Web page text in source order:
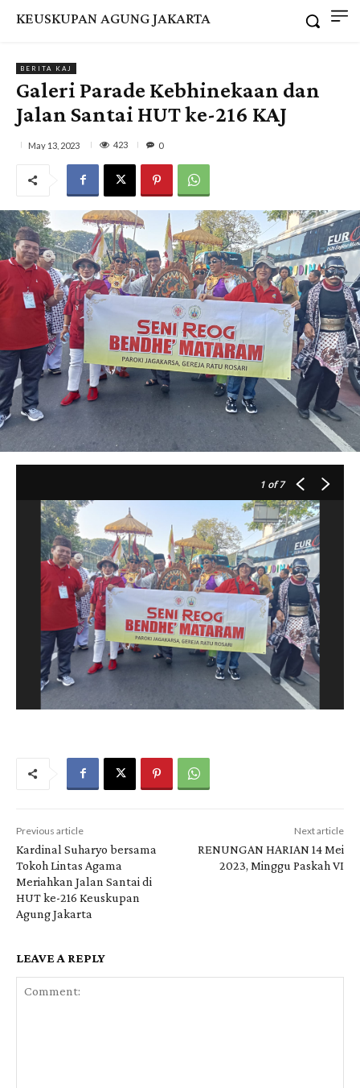
KEUSKUPAN AGUNG JAKARTA
BERITA KAJ
Galeri Parade Kebhinekaan dan
Jalan Santai HUT ke-216 KAJ
May 13, 2023 423 0
1 of 7
Previous article
Kardinal Suharyo bersama
Tokoh Lintas Agama
Meriahkan Jalan Santai di
HUT ke-216 Keuskupan
Agung Jakarta
Next article
RENUNGAN HARIAN 14 Mei
2023, Minggu Paskah VI
LEAVE A REPLY